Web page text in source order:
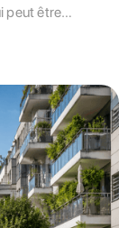
peut être